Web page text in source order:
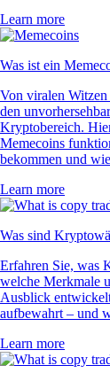
Learn more
Was ist ein
Von viralen
den
Kryptobereich.
Memecoins
bekommen und
Learn more
Was sind
Erfahren Sie, was
welche Merkmale
Ausblick
aufbewahrt – und
Learn more